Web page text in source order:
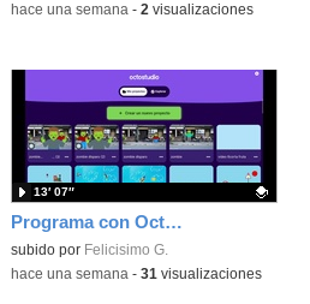
-hace una semana - 2 visualizaciones
Programa con OctoStudio, un juego de disparos contra Zombies con un cargador basado en el House of the dead
Contenido educativo.
subido por Felicisimo G.
13′ 07″
-hace una semana - 31 visualizaciones